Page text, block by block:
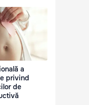
a
privind
de